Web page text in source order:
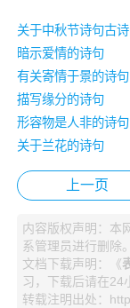
关于中秋节诗句古诗
暗示爱情的诗句
有关寄情于景的诗句
描写缘分的诗句
形容物是人非的诗句
关于兰花的诗句
上一页
内容版权声明：本
系管理员进行删除。
文档下载声明：《
习，下载后请在24
转载注明出处：